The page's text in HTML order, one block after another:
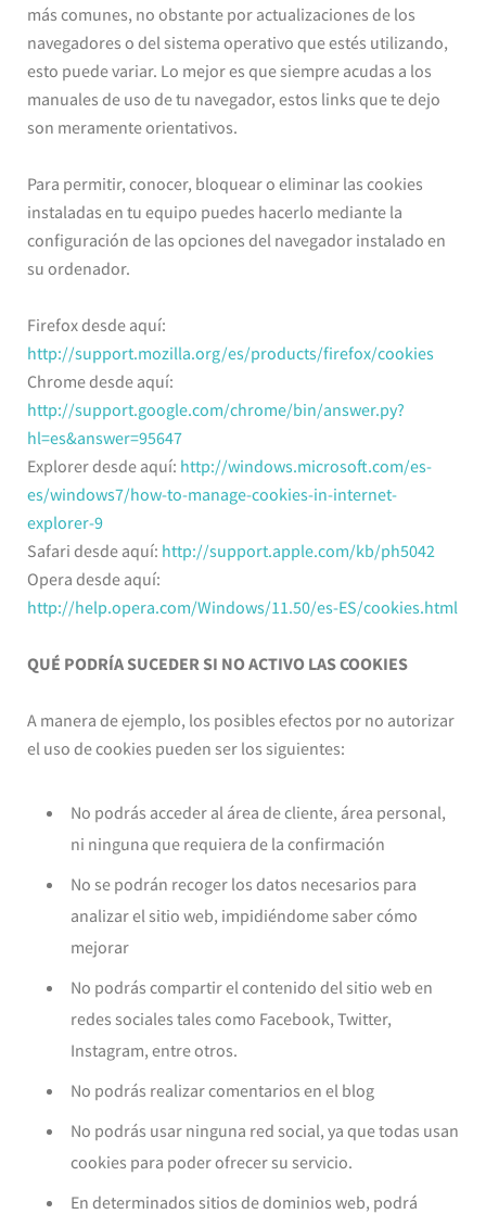
más comunes, no obstante por actualizaciones de los
navegadores o del sistema operativo que estés utilizando,
esto puede variar. Lo mejor es que siempre acudas a los
manuales de uso de tu navegador, estos links que te dejo
son meramente orientativos.
Para permitir, conocer, bloquear o eliminar las cookies
instaladas en tu equipo puedes hacerlo mediante la
configuración de las opciones del navegador instalado en
su ordenador.
Firefox desde aquí:
http://support.mozilla.org/es/products/firefox/cookies
Chrome desde aquí:
http://support.google.com/chrome/bin/answer.py?
hl=es&answer=95647
Explorer desde aquí: http://windows.microsoft.com/es-
es/windows7/how-to-manage-cookies-in-internet-
explorer-9
Safari desde aquí: http://support.apple.com/kb/ph5042
Opera desde aquí:
http://help.opera.com/Windows/11.50/es-ES/cookies.html
QUÉ PODRÍA SUCEDER SI NO ACTIVO LAS COOKIES
A manera de ejemplo, los posibles efectos por no autorizar
el uso de cookies pueden ser los siguientes:
No podrás acceder al área de cliente, área personal,
ni ninguna que requiera de la confirmación
No se podrán recoger los datos necesarios para
analizar el sitio web, impidiéndome saber cómo
mejorar
No podrás compartir el contenido del sitio web en
redes sociales tales como Facebook, Twitter,
Instagram, entre otros.
No podrás realizar comentarios en el blog
No podrás usar ninguna red social, ya que todas usan
cookies para poder ofrecer su servicio.
En determinados sitios de dominios web, podrá